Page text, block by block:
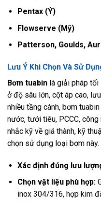
Pentax (Ý)
Flowserve (Mỹ)
Patterson, Goulds,
Lưu Ý Khi Chọn Và Sử
Bơm tuabin là giải pháp
ở độ sâu lớn, cột áp cao,
nhiều tầng cánh, bơm
nước, tưới tiêu, PCCC,
nhắc kỹ về giá thành, kỹ
chọn sử dụng loại bơm này.
Xác định đúng lưu
Chọn vật liệu phù hợp:
inox 304/316, hợp kim